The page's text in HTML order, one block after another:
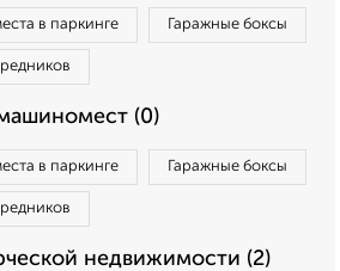
в паркинге Гаражные боксы
(0)
в паркинге Гаражные боксы
недвижимости (2)